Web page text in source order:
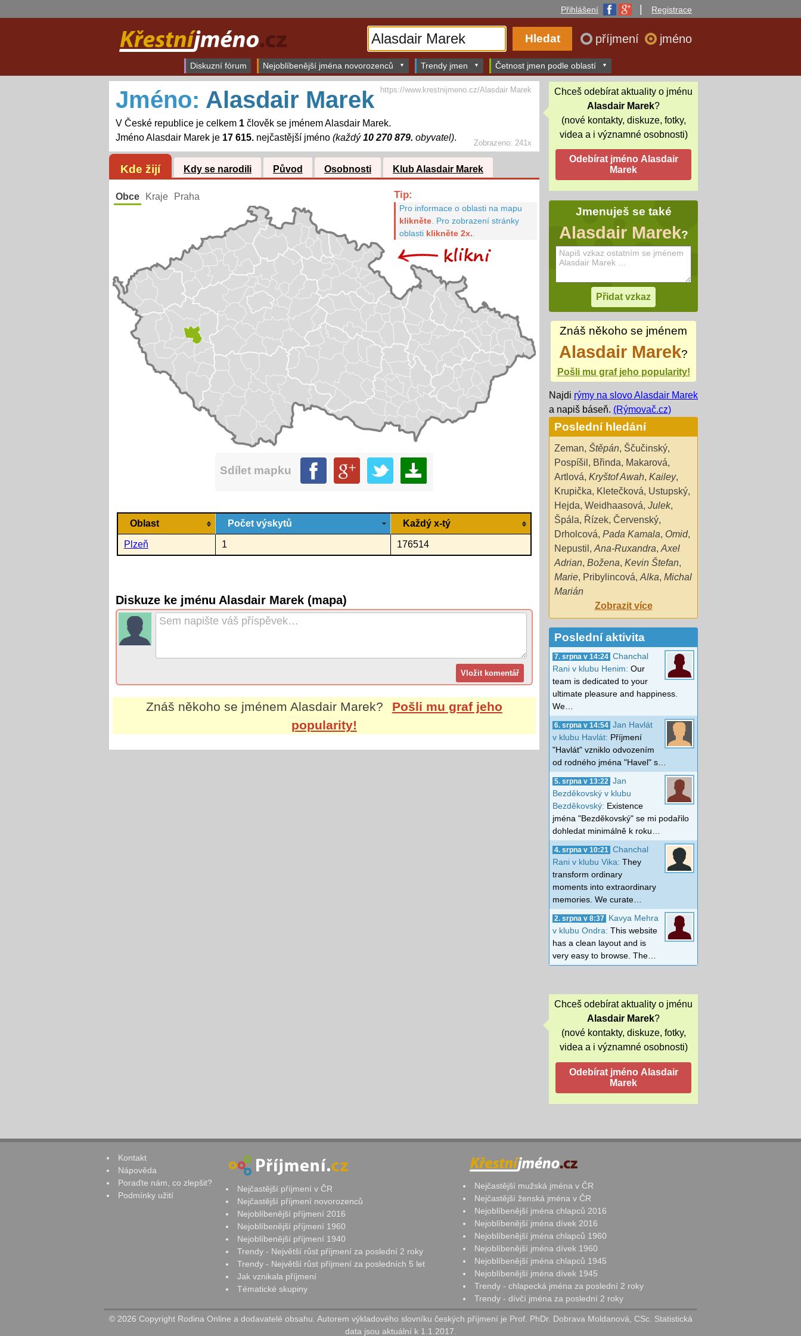
Přihlášení Registrace
příjmení jméno
Diskuzní fórum Nejoblíbenější jména novorozenců Trendy jmen Četnost jmen podle oblastí
Zobrazeno: 241x
Jméno: Alasdair Marek
V České republice je celkem 1člověk se jménem Alasdair Marek.
Jméno Alasdair Marek je 17 615.nejčastější jméno (každý10 270 879. obyvatel).
https://www.krestnijmeno.cz/Alasdair Marek
Kde žijí Kdy se narodili Původ Osobnosti Klub Alasdair Marek
Obce Kraje Praha Tip:
Pro informace o oblasti na mapu
klikněte. Pro zobrazení stránky
oblasti klikněte 2x.
Sdílet mapku
Oblast Počet výskytů Každý x-tý
Plzeň 1 176514
Diskuze ke jménu Alasdair Marek (mapa)
Znáš někoho se jménem Alasdair Marek?
Pošli mu graf jeho
popularity!
Chceš odebírat aktuality o jménu
Alasdair Marek?
(nové kontakty, diskuze, fotky,
videa a i významné osobnosti)
Jmenuješ se také
Alasdair Marek?
Znáš někoho se jménem
Alasdair Marek?
Pošli mu graf jeho popularity!
Najdi rýmy na slovo Alasdair Marek
a napiš báseň. (Rýmovač.cz)
Poslední hledání
Zeman, Štěpán, Ščučinský,
Pospíšil , Břinda, Makarová,
Artlová, Kryštof Awah, Kailey,
Krupička, Kletečková, Ustupský,
Hejda, Weidhaasová, Julek,
Špála, Řízek, Červenský,
Drholcová, Pada Kamala, Omid,
Nepustil , Ana-Ruxandra, Axel
Adrian, Božena, Kevin Štefan,
Marie, Pribylincová, Alka, Michal
Marián
Zobrazit více
Poslední aktivita
7. srpna v 14:24 Chanchal
Rani v klubu Henim: Our
team is dedicated to your
ultimate pleasure and happiness.
We…
6. srpna v 14:54 Jan Havlát
v klubu Havlát: Příjmení
"Havlát" vzniklo odvozením
od rodného jména "Havel" s…
5. srpna v 13:22
Jan
Bezděkovský v klubu
Bezděkovský: Existence
jména "Bezděkovský" se mi podařilo
dohledat minimálně k roku…
4. srpna v 10:21
Chanchal
Rani v klubu Vika: They
transform ordinary
moments into extraordinary
memories. We curate…
2. srpna v 8:37
Kavya Mehra
v klubu Ondra: This website
has a clean layout and is
very easy to browse. The…
Chceš odebírat aktuality o jménu
Alasdair Marek?
(nové kontakty, diskuze, fotky,
videa a i významné osobnosti)
Kontakt
Nápověda
Poraďte nám, co zlepšit?
Podmínky užití
Nejčastější příjmení v ČR
Nejčastější příjmení novorozenců
Nejoblíbenější příjmení 2016
Nejoblíbenější příjmení 1960
Nejoblíbenější příjmení 1940
Trendy - Největší růst příjmení za poslední 2 roky
Trendy - Největší růst příjmení za posledních 5 let
Jak vznikala příjmení
Tématické skupiny
Nejčastější mužská jména v ČR
Nejčastější ženská jména v ČR
Nejoblíbenější jména chlapců 2016
Nejoblíbenější jména dívek 2016
Nejoblíbenější jména chlapců 1960
Nejoblíbenější jména dívek 1960
Nejoblíbenější jména chlapců 1945
Nejoblíbenější jména dívek 1945
Trendy - chlapecká jména za poslední 2 roky
Trendy - dívčí jména za poslední 2 roky
© 2026 Copyright Rodina Online a dodavatelé obsahu. Autorem výkladového slovníku českých příjmení je Prof. PhDr. Dobrava Moldanová, CSc. Statistická
data jsou aktuální k 1.1.2017.